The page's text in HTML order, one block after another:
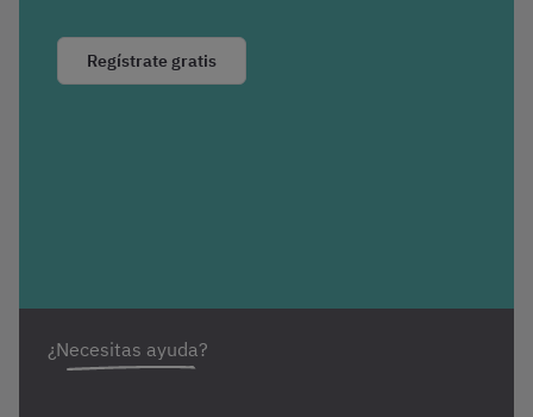
Regístrate gratis
¿Necesitas ayuda?